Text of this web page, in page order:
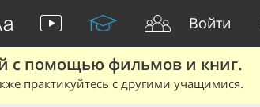
Войти
с помощью фильмов и книг.
практикуйтесь с другими учащимися.